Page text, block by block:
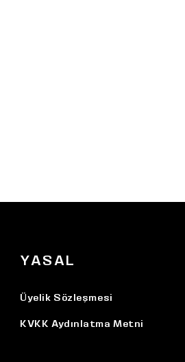
YASAL
Üyelik Sözleşmesi
KVKK Aydınlatma Metni